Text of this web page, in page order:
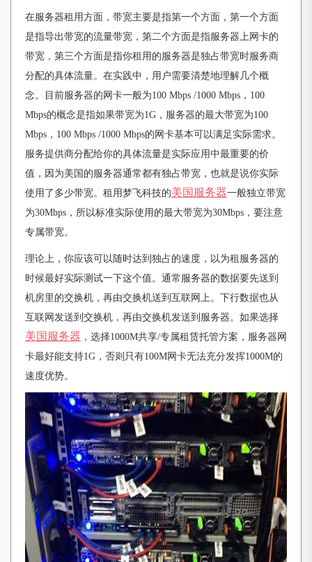
在服务器租用方面，带宽主要是指第一个方面，第一个方面
是指导出带宽的流量带宽，第二个方面是指服务器上网卡的
带宽，第三个方面是指你租用的服务器是独占带宽时服务商
分配的具体流量。在实践中，用户需要清楚地理解几个概
念。目前服务器的网卡一般为100 Mbps /1000 Mbps，100
Mbps的概念是指如果带宽为1G，服务器的最大带宽为100
Mbps，100 Mbps /1000 Mbps的网卡基本可以满足实际需求。
服务提供商分配给你的具体流量是实际应用中最重要的价
值，因为美国的服务器通常都有独占带宽，也就是说你实际
使用了多少带宽。租用梦飞科技的美国服务器一般独立带宽
为30Mbps，所以标准实际使用的最大带宽为30Mbps，要注意
专属带宽。
理论上，你应该可以随时达到独占的速度，以为租服务器的
时候最好实际测试一下这个值。通常服务器的数据要先送到
机房里的交换机，再由交换机送到互联网上。下行数据也从
互联网发送到交换机，再由交换机发送到服务器。如果选择
美国服务器 ，选择1000M共享/专属租赁托管方案，服务器网
卡最好能支持1G，否则只有100M网卡无法充分发挥1000M的
速度优势。